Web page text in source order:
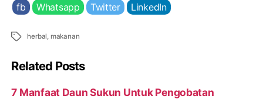
fb Whatsapp Twitter LinkedIn
Tags herbal, makanan
Related Posts
7 Manfaat Daun Sukun Untuk Pengobatan